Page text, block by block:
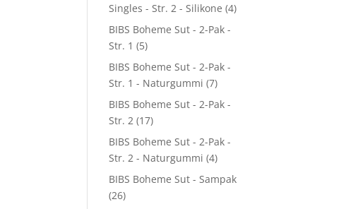
Singles - Str. 2 - Silikone (4)
BIBS Boheme Sut - 2-Pak -
Str. 1 (5)
BIBS Boheme Sut - 2-Pak -
Str. 1 - Naturgummi (7)
BIBS Boheme Sut - 2-Pak -
Str. 2 (17)
BIBS Boheme Sut - 2-Pak -
Str. 2 - Naturgummi (4)
BIBS Boheme Sut - Sampak
(26)